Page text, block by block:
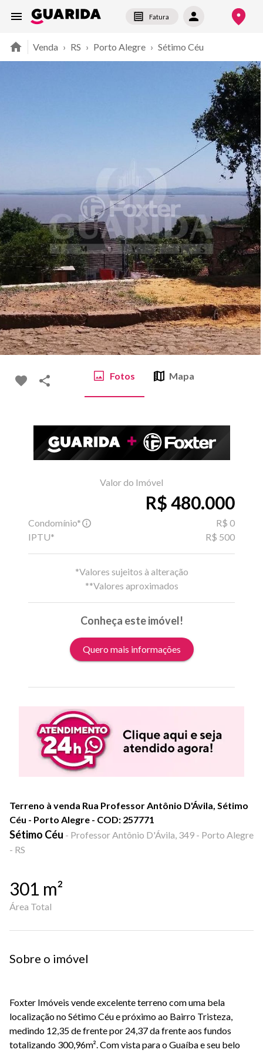
Fatura
Venda › RS › Porto Alegre › Sétimo Céu
Fotos Mapa
Valor do Imóvel
R$ 480.000
Condomínio*
R$ 0
IPTU*
R$ 500
*Valores sujeitos à alteração
**Valores aproximados
Conheça este imóvel!
Quero mais informações
Terreno à venda Rua Professor Antônio D'Ávila, Sétimo
Céu - Porto Alegre - COD: 257771
Sétimo Céu - Professor Antônio D'Ávila, 349 - Porto Alegre
- RS
301 m²
Área Total
Sobre o imóvel
Foxter Imóveis vende excelente terreno com uma bela
localização no Sétimo Céu e próximo ao Bairro Tristeza,
medindo 12,35 de frente por 24,37 da frente aos fundos
totalizando 300,96m². Com vista para o Guaíba e seu belo